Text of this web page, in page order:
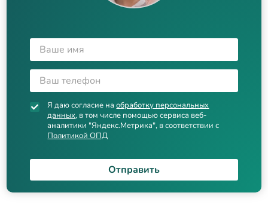
Я даю согласие наобработку персональных
данных, в том числе помощью сервиса веб-
аналитики "Яндекс.Метрика", в соответствии с
Политикой ОПД
Отправить